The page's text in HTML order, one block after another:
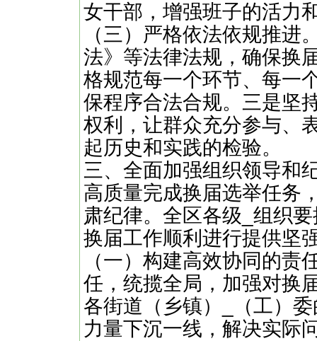
女干部，增强班子的活力
（三）严格依法依规推
法》等法律法规，确保换
格规范每一个环节、每一
保程序合法合规。三是坚
权利，让群众充分参与、
起历史和实践的检验。
三、全面加强组织领导和
高质量完成换届选举任务
肃纪律。全区各级_组织
换届工作顺利进行提供坚
（一）构建高效协同的责
任，统揽全局，加强对换
各街道（乡镇）_（工）
力量下沉一线，解决实际